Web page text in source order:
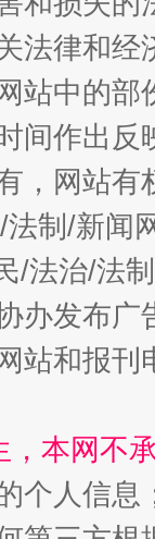
生
法律和
站中的
间作出
，网站
制/新闻
/法治/法
办发布
站和报
，本网不
个人信息